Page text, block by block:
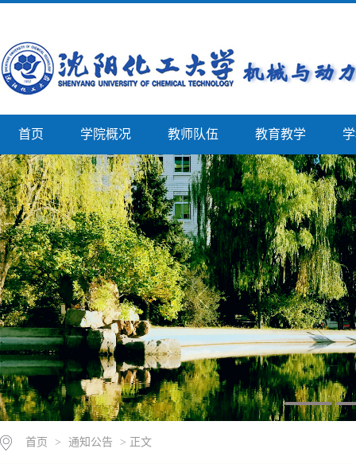
首页 学院概况 教师队伍 教育教学
首页 > 通知公告 > 正文